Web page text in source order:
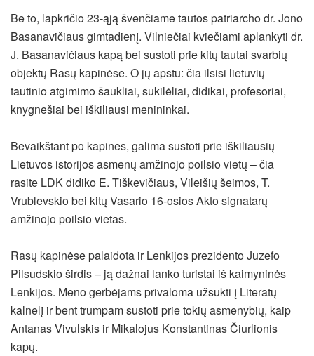
Be to, lapkričio 23-ąją švenčiame tautos patriarcho dr. Jono
Basanavičiaus gimtadienį. Vilniečiai kviečiami aplankyti dr.
J. Basanavičiaus kapą bei sustoti prie kitų tautai svarbių
objektų Rasų kapinėse. O jų apstu: čia ilsisi lietuvių
tautinio atgimimo šaukliai, sukilėliai, didikai, profesoriai,
knygnešiai bei iškiliausi menininkai.
Bevaikštant po kapines, galima sustoti prie iškiliausių
Lietuvos istorijos asmenų amžinojo poilsio vietų – čia
rasite LDK didiko E. Tiškevičiaus, Vileišių šeimos, T.
Vrublevskio bei kitų Vasario 16-osios Akto signatarų
amžinojo poilsio vietas.
Rasų kapinėse palaidota ir Lenkijos prezidento Juzefo
Pilsudskio širdis – ją dažnai lanko turistai iš kaimyninės
Lenkijos. Meno gerbėjams privaloma užsukti į Literatų
kalnelį ir bent trumpam sustoti prie tokių asmenybių, kaip
Antanas Vivulskis ir Mikalojus Konstantinas Čiurlionis
kapų.